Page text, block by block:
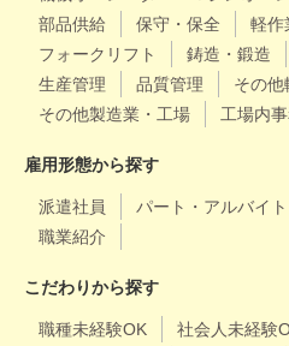
部品供給
保守・保全 軽作
フォークリフト
鋳造・鍛造
生産管理
品質管理
その他
その他製造業・工場
工場内
雇用形態から探す
派遣社員 パート・アルバイト
職業紹介
こだわりから探す
職種未経験OK 社会人未経験